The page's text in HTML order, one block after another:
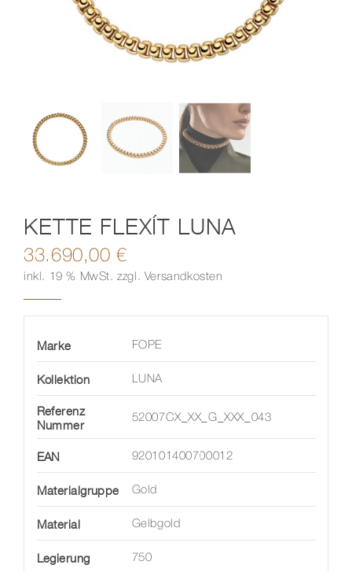
KETTE FLEXÍT LUNA
33.690,00€
inkl. 19 % MwSt. zzgl. Versandkosten
Marke FOPE
Kollektion LUNA
Referenz
Nummer
52007CX_XX_G_XXX_043
EAN 920101400700012
Materialgruppe Gold
Material Gelbgold
Legierung 750